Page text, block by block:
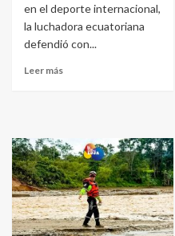
en el deporte internacional,
la luchadora ecuatoriana
defendió con...
Leer más